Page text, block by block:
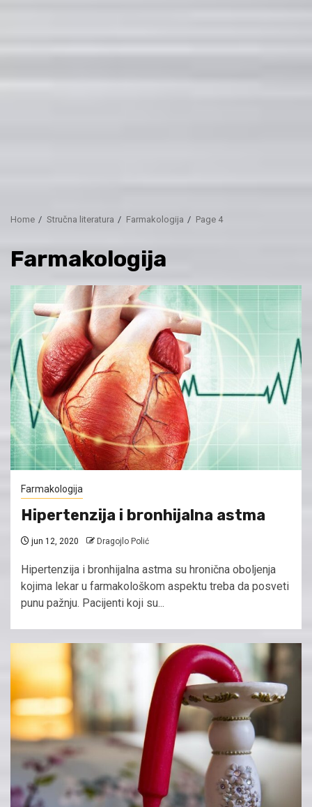
Home Stručna literatura Farmakologija Page 4
Farmakologija
Farmakologija
Hipertenzija i bronhijalna astma
jun 12, 2020 Dragojlo Polić
Hipertenzija i bronhijalna astma su hronična oboljenja
kojima lekar u farmakološkom aspektu treba da posveti
punu pažnju. Pacijenti koji su...